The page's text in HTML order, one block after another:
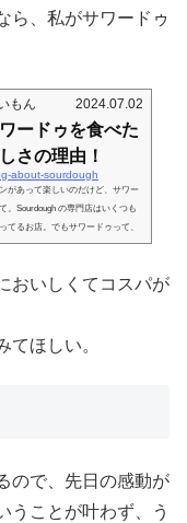
ら、私がサワードゥ
もん 2024.07.02
ードゥを食べた
さの理由！
about-sourdough
があって楽しいのだけど、サワー
。Sourdough の専門店はいくつも
てるお店。でもサワードゥって、
か、同じ種を使っても、発酵時間
ほど食味、サワードゥに期待する
おいしくてコスパが
てほしい。
ので、先日の感動が
うことが叶わず、う